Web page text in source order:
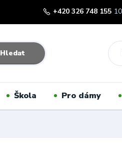
Hledat
+420 326 748 155
Škola Pro dámy